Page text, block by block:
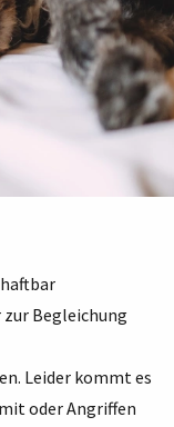
Begleichung
Leider kommt es
oder Angriffen